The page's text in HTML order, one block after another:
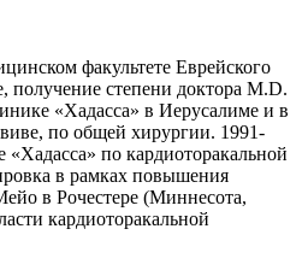
факультете Еврейского
получение степени доктора M.D.
«Хадасса» в Иерусалиме и в
по общей хирургии. 1991-
по кардиоторакальной
в рамках повышения
в Рочестере (Миннесота,
кардиоторакальной